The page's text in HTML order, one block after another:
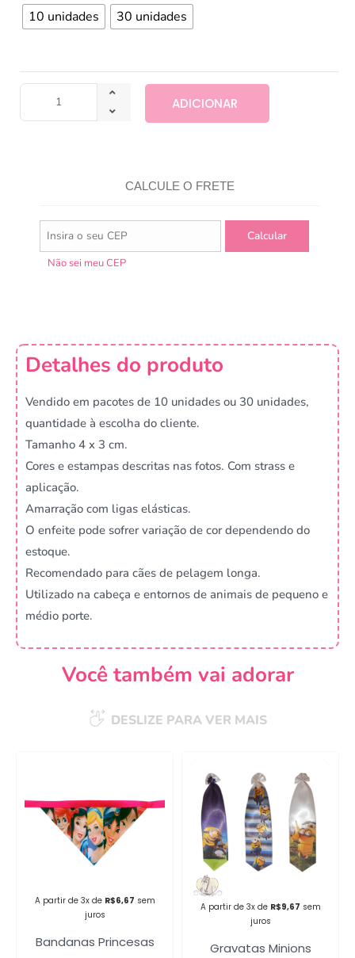
10 unidades 30 unidades
ADICIONAR
CALCULE O FRETE
Não sei meu CEP
Detalhes do produto
Vendido em pacotes de 10 unidades ou 30 unidades,
quantidade à escolha do cliente.
Tamanho 4 x 3 cm.
Cores e estampas descritas nas fotos. Com strass e
aplicação.
Amarração com ligas elásticas.
O enfeite pode sofrer variação de cor dependendo do
estoque.
Recomendado para cães de pelagem longa.
Utilizado na cabeça e entornos de animais de pequeno e
médio porte.
Você também vai adorar
DESLIZE PARA VER MAIS
A partir de 3x de R$6,67 sem
juros
Bandanas Princesas
A partir de 3x de R$9,67 sem
juros
Gravatas Minions
Campanha lançada com
sucesso!
Voltar